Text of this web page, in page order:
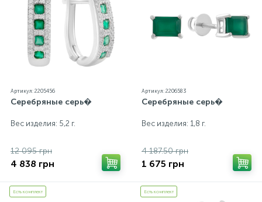
Артикул: 2205456
Серебряные серь�
Вес изделия: 5,2 г.
12 095 грн
4 838 грн
Артикул: 2206583
Серебряные серь�
Вес изделия: 1,8 г.
4 187.50 грн
1 675 грн
Есть комплект Есть комплект